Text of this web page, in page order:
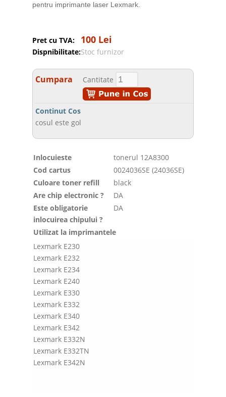
pentru imprimante laser Lexmark.
Pret cu TVA: 100 Lei
Dispnibilitate:Stoc furnizor
Cumpara Cantitate
Continut Cos
cosul este gol
Inlocuieste
tonerul 12A8300
Cod cartus
0024036SE (24036SE)
Culoare toner refill
black
Are chip electronic ?
DA
Este obligatorie
inlocuirea chipului ?
DA
Utilizat la imprimantele
Lexmark E230
Lexmark E232
Lexmark E234
Lexmark E240
Lexmark E330
Lexmark E332
Lexmark E340
Lexmark E342
Lexmark E332N
Lexmark E332TN
Lexmark E342N